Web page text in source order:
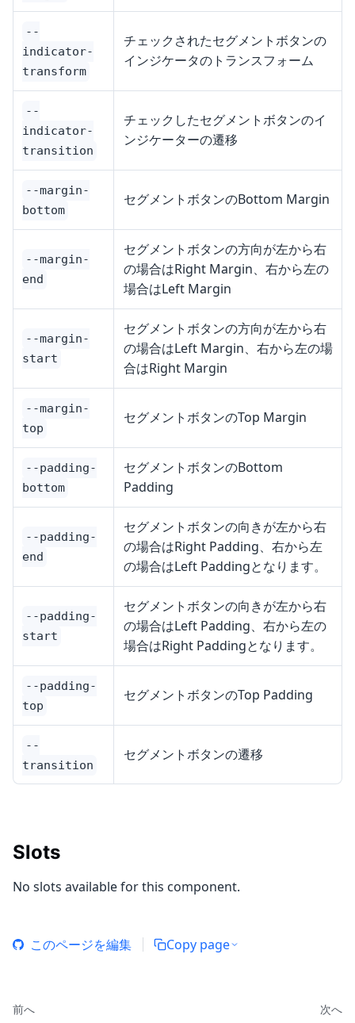
--
indicator-
transform
チェックされたセグメントボタンの
インジケータのトランスフォーム
--
indicator-
transition
チェックしたセグメントボタンのイ
ンジケーターの遷移
--margin-
bottom
セグメントボタンのBottom Margin
--margin-
end
セグメントボタンの方向が左から右
の場合はRight Margin、右から左の
場合はLeft Margin
--margin-
start
セグメントボタンの方向が左から右
の場合はLeft Margin、右から左の場
合はRight Margin
--margin-
top
セグメントボタンのTop Margin
--padding-
bottom
セグメントボタンのBottom
Padding
--padding-
end
セグメントボタンの向きが左から右
の場合はRight Padding、右から左
の場合はLeft Paddingとなります。
--padding-
start
セグメントボタンの向きが左から右
の場合はLeft Padding、右から左の
場合はRight Paddingとなります。
--padding-
top
セグメントボタンのTop Padding
--
transition
セグメントボタンの遷移
Slots
No slots available for this component.
このページを編集 Copy page
前へ 次へ